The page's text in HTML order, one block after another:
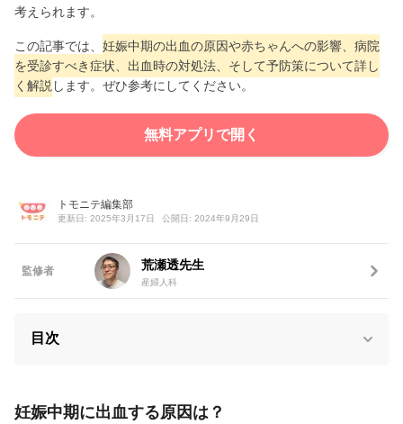
考えられます。
この記事では、 妊娠中期の出血の原因や赤ちゃんへの影響、病院
を受診すべき症状、出血時の対処法、そして予防策について詳し
く解説 します。ぜひ参考にしてください。
無料アプリで開く
トモニテ編集部
更新日: 2025年3月17日 公開日: 2024年9月29日
監修者 荒瀬透先生
産婦人科
目次
妊娠中期に出血する原因は？